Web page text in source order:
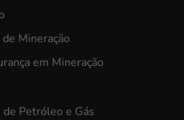
Mineração
em Mineração
Petróleo e Gás